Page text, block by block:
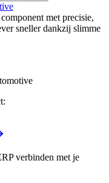
met precisie,
sneller dankzij slimme
verbinden met je